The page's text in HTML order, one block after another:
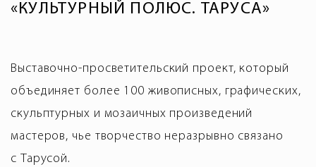
«КУЛЬТУРНЫЙ ПОЛЮС. ТАРУСА»
Выставочно-просветительский проект, который
объединяет более 100 живописных, графических,
скульптурных и мозаичных произведений
мастеров, чье творчество неразрывно связано
с Тарусой.